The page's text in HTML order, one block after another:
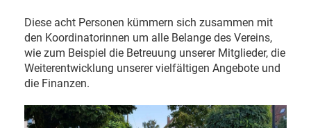
Diese acht Personen kümmern sich zusammen mit
den Koordinatorinnen um alle Belange des Vereins,
wie zum Beispiel die Betreuung unserer Mitglieder, die
Weiterentwicklung unserer vielfältigen Angebote und
die Finanzen.